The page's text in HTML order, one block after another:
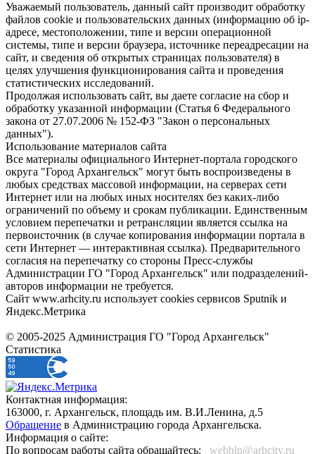
Уважаемый пользователь, данный сайт производит обработку
файлов cookie и пользовательских данных (информацию об ip-
адресе, местоположении, типе и версии операционной
системы, типе и версии браузера, источнике переадресации на
сайт, и сведения об открытых страницах пользователя) в
целях улучшения функционирования сайта и проведения
статистических исследований.
Продолжая использовать сайт, вы даете согласие на сбор и
обработку указанной информации (Статья 6 Федерального
закона от 27.07.2006 № 152-ФЗ "Закон о персональных
данных").
Использование материалов сайта
Все материалы официального Интернет-портала городского
округа "Город Архангельск" могут быть воспроизведены в
любых средствах массовой информации, на серверах сети
Интернет или на любых иных носителях без каких-либо
ограничений по объему и срокам публикации. Единственным
условием перепечатки и ретрансляции является ссылка на
первоисточник (в случае копирования информации портала в
сети Интернет — интерактивная ссылка). Предварительного
согласия на перепечатку со стороны Пресс-службы
Администрации ГО "Город Архангельск" или подразделений-
авторов информации не требуется.
Сайт www.arhcity.ru использует cookies сервисов Sputnik и
Яндекс.Метрика
© 2005-2025 Администрация ГО "Город Архангельск"
Статистика
Контактная информация:
163000, г. Архангельск, площадь им. В.И.Ленина, д.5
Обращение в Администрацию города Архангельска.
Информация о сайте:
По вопросам работы сайта обращайтесь:
_webhlp@arhcity.ru_